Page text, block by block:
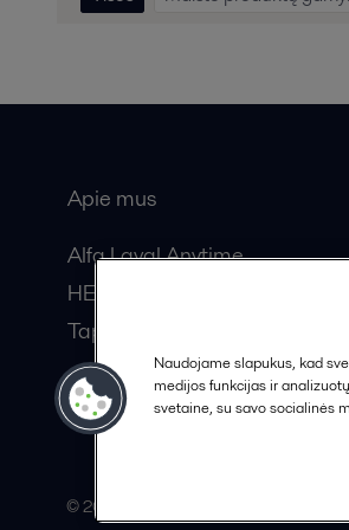
Apie mus
Alfa Laval Anytime
HERE žurnalas
Tapkite partneriu!
© 2015-2026, ALFA LAVAL
Naudojame slapukus, kad
medijos funkcijas ir
svetaine, su savo socialinės